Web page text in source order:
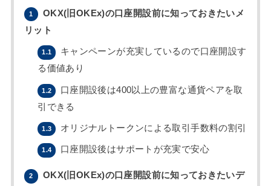
1
OKX(旧OKEx)の口座開設前に知っておきたいメ
リット
1.1
キャンペーンが充実しているので口座開設す
る価値あり
1.2
口座開設後は400以上の豊富な通貨ペアを取
引できる
1.3 オリジナルトークンによる取引手数料の割引
1.4 口座開設後はサポートが充実で安心
2
OKX(旧OKEx)の口座開設前に知っておきたいデ